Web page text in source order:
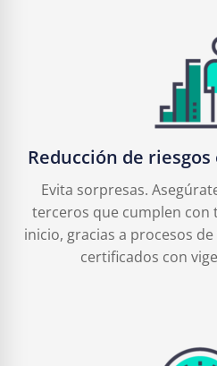
Reducción de
Evita sorpresas.
terceros que cumplen con
inicio, gracias a procesos
certificados con